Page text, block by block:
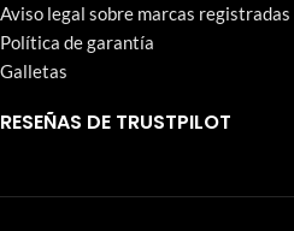
Aviso legal sobre marcas registradas
Política de garantía
Galletas
RESEÑAS DE TRUSTPILOT